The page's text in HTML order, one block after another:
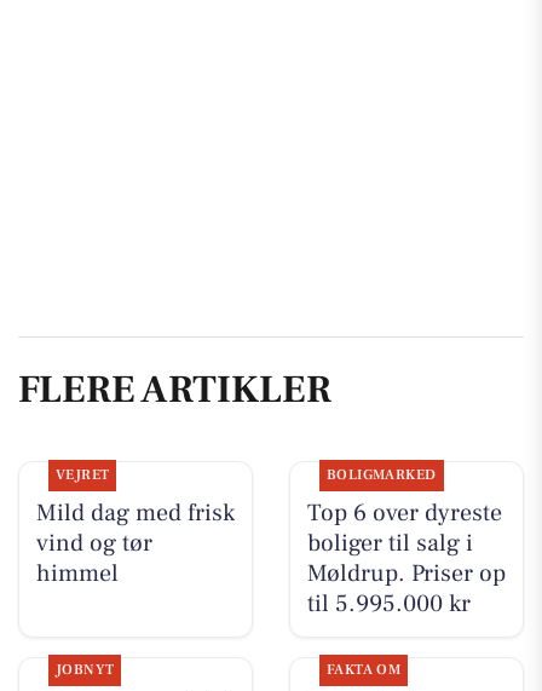
FLERE ARTIKLER
VEJRET
Mild dag med frisk
vind og tør
himmel
BOLIGMARKED
Top 6 over dyreste
boliger til salg i
Møldrup. Priser op
til 5.995.000 kr
JOBNYT FAKTA OM